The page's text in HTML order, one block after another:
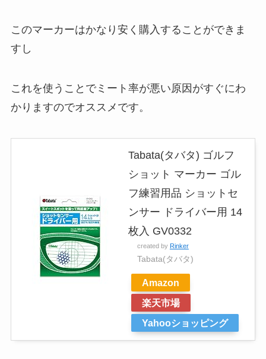
このマーカーはかなり安く購入することができま
すし
これを使うことでミート率が悪い原因がすぐにわ
かりますのでオススメです。
Tabata(タバタ) ゴルフ
ショット マーカー ゴル
フ練習用品 ショットセ
ンサー ドライバー用 14
枚入 GV0332
created by Rinker
Tabata(タバタ)
Amazon
楽天市場
Yahooショッピング